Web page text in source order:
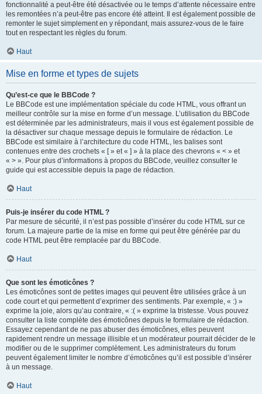
fonctionnalité a peut-être été désactivée ou le temps d’attente nécessaire entre
les remontées n’a peut-être pas encore été atteint. Il est également possible de
remonter le sujet simplement en y répondant, mais assurez-vous de le faire
tout en respectant les règles du forum.
Haut
Mise en forme et types de sujets
Qu’est-ce que le BBCode ?
Le BBCode est une implémentation spéciale du code HTML, vous offrant un
meilleur contrôle sur la mise en forme d’un message. L’utilisation du BBCode
est déterminée par les administrateurs, mais il vous est également possible de
la désactiver sur chaque message depuis le formulaire de rédaction. Le
BBCode est similaire à l’architecture du code HTML, les balises sont
contenues entre des crochets « [ » et « ] » à la place des chevrons « < » et
« > ». Pour plus d’informations à propos du BBCode, veuillez consulter le
guide qui est accessible depuis la page de rédaction.
Haut
Puis-je insérer du code HTML ?
Par mesure de sécurité, il n’est pas possible d’insérer du code HTML sur ce
forum. La majeure partie de la mise en forme qui peut être générée par du
code HTML peut être remplacée par du BBCode.
Haut
Que sont les émoticônes ?
Les émoticônes sont de petites images qui peuvent être utilisées grâce à un
code court et qui permettent d’exprimer des sentiments. Par exemple, « :) »
exprime la joie, alors qu’au contraire, « :( » exprime la tristesse. Vous pouvez
consulter la liste complète des émoticônes depuis le formulaire de rédaction.
Essayez cependant de ne pas abuser des émoticônes, elles peuvent
rapidement rendre un message illisible et un modérateur pourrait décider de le
modifier ou de le supprimer complètement. Les administrateurs du forum
peuvent également limiter le nombre d’émoticônes qu’il est possible d’insérer
à un message.
Haut